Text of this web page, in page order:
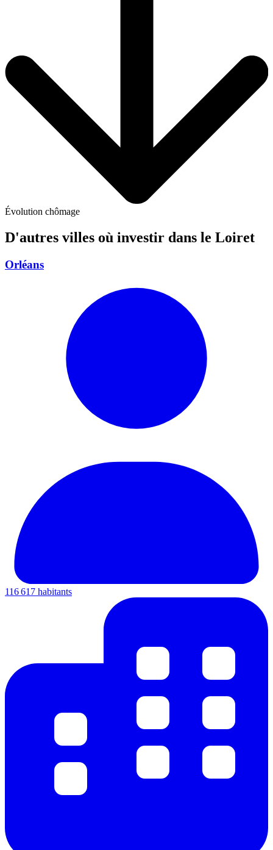
Évolution chômage
D'autres villes où investir dans le Loiret
Orléans
116 617 habitants